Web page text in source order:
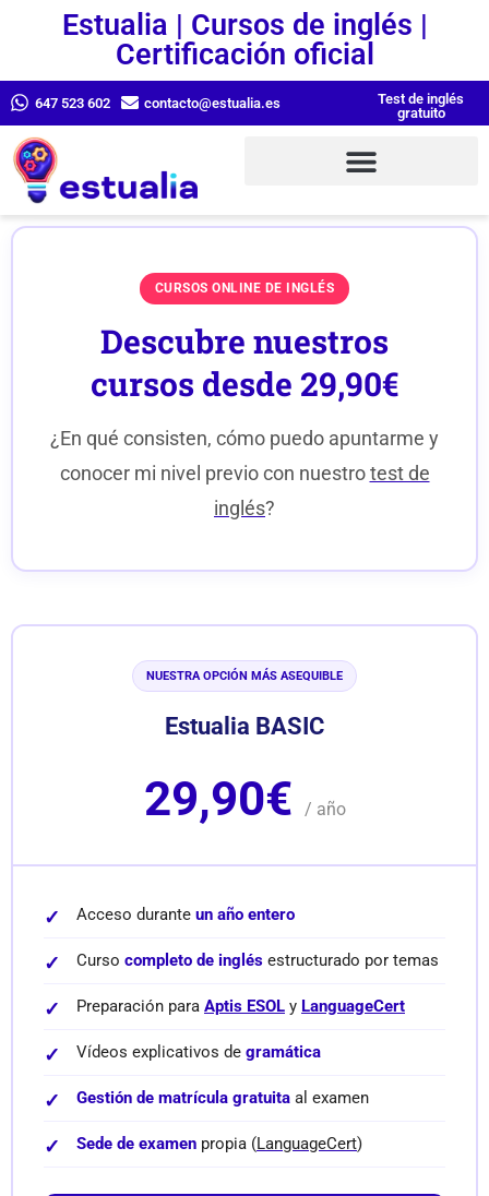
Estualia | Cursos de inglés |
Certificación oficial
647 523 602 contacto@estualia.es
Test de inglés
gratuito
CURSOS ONLINE DE INGLÉS
Descubre nuestros
cursos desde 29,90€
¿En qué consisten, cómo puedo apuntarme y
conocer mi nivel previo con nuestrotest de
inglés?
NUESTRA OPCIÓN MÁS ASEQUIBLE
Estualia BASIC
29,90€ / año
Acceso durante un año entero
Curso completo de inglés estructurado por temas
Preparación para Aptis ESOL y LanguageCert
Vídeos explicativos de gramática
Gestión de matrícula gratuita al examen
Sede de examen propia (LanguageCert)